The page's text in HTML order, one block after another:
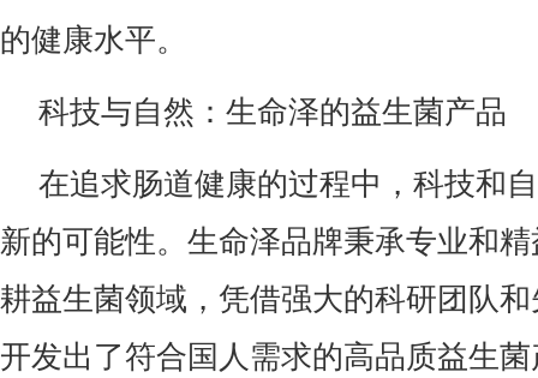
的健康水平。
科技与自然：生命泽的益生菌产品
在追求肠道健康的过程中，科技和
新的可能性。生命泽品牌秉承专业和
耕益生菌领域，凭借强大的科研团队
开发出了符合国人需求的高品质益生